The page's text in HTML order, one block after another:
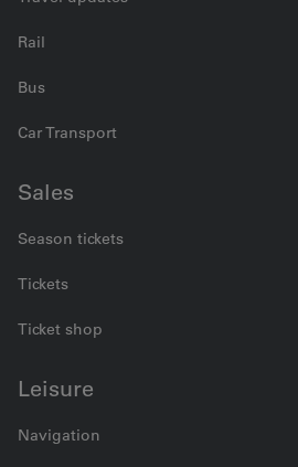
Rail
Bus
Car Transport
Sales
Season tickets
Tickets
Ticket shop
Leisure
Navigation